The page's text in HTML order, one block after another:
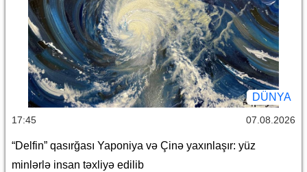
DÜNYA
17:45 07.08.2026
“Delfin” qasırğası Yaponiya və Çinə yaxınlaşır: yüz
minlərlə insan təxliyə edilib